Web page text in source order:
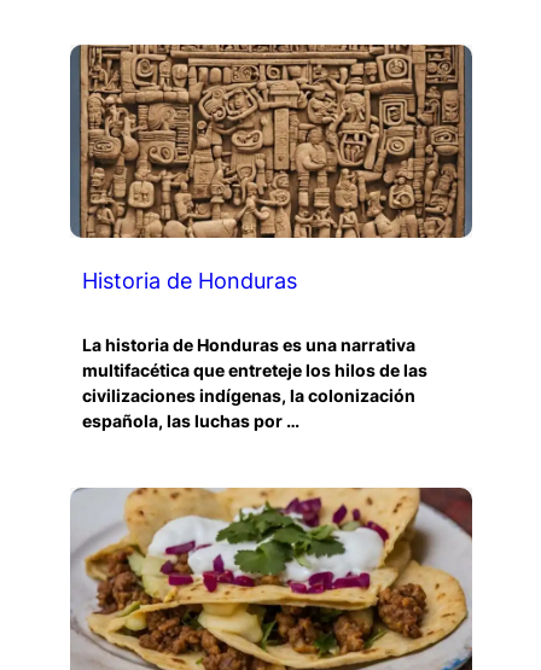
Historia de Honduras
La historia de Honduras es una narrativa
multifacética que entreteje los hilos de las
civilizaciones indígenas, la colonización
española, las luchas por …